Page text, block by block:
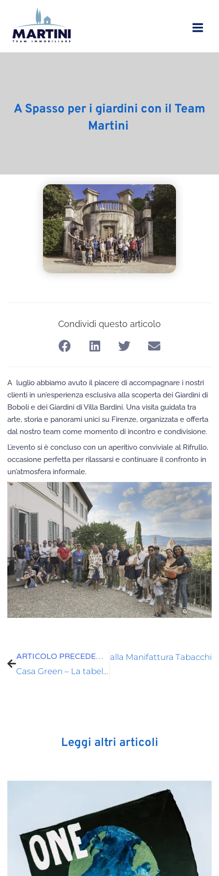
contenuto
A Spasso per i giardini con il Team
Martini
Condividi questo articolo
A luglio abbiamo avuto il piacere di accompagnare i nostri
clienti in un’esperienza esclusiva alla scoperta dei Giardini di
Boboli e dei Giardini di Villa Bardini. Una visita guidata tra
arte, storia e panorami unici su Firenze, organizzata e offerta
dal nostro team come momento di incontro e condivisione.
L’evento si è concluso con un aperitivo conviviale al Rifrullo,
occasione perfetta per rilassarsi e continuare il confronto in
un’atmosfera informale.
ARTICOLO PRECEDENTE
Casa Green – La tabella di marcia fino al 2050
Storia e innovazione alla Manifattura Tabacchi
Leggi altri articoli